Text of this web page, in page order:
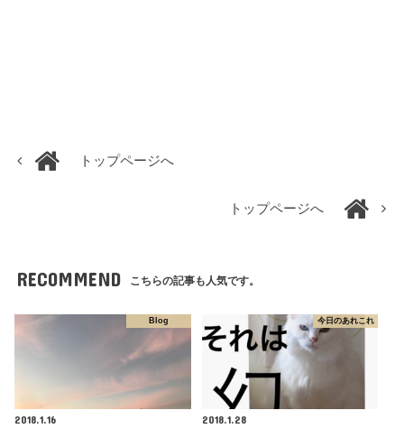
トップページへ
トップページへ
RECOMMEND こちらの記事も人気です。
Blog
2018.1.16
今日のあれこれ
2018.1.28